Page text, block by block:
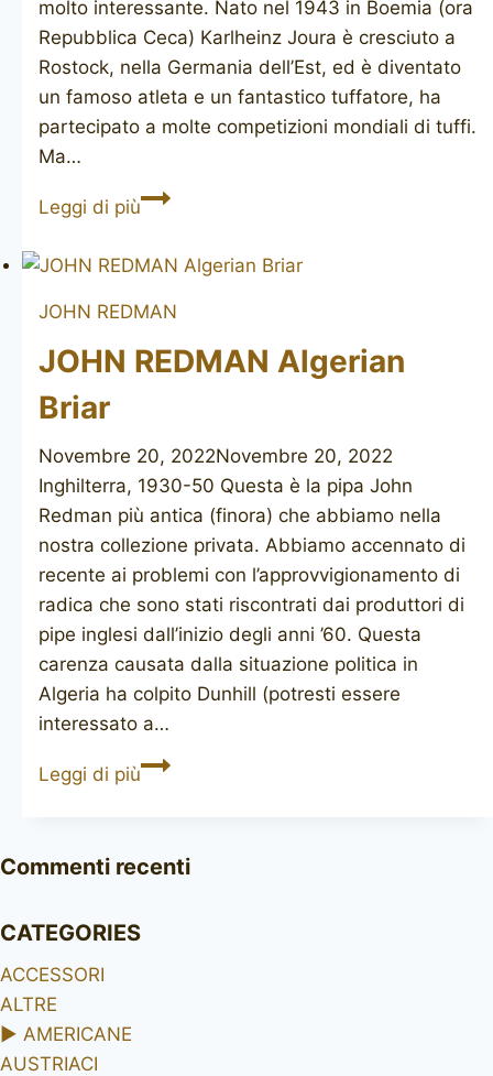
molto interessante. Nato nel 1943 in Boemia (ora
Repubblica Ceca) Karlheinz Joura è cresciuto a
Rostock, nella Germania dell’Est, ed è diventato
un famoso atleta e un fantastico tuffatore, ha
partecipato a molte competizioni mondiali di tuffi.
Ma…
Leggi di piùJOURA
JOHN REDMAN
JOHN REDMAN Algerian
Briar
Novembre 20, 2022Novembre 20, 2022
Inghilterra, 1930-50 Questa è la pipa John
Redman più antica (finora) che abbiamo nella
nostra collezione privata. Abbiamo accennato di
recente ai problemi con l’approvvigionamento di
radica che sono stati riscontrati dai produttori di
pipe inglesi dall’inizio degli anni ’60. Questa
carenza causata dalla situazione politica in
Algeria ha colpito Dunhill (potresti essere
interessato a…
Leggi di piùJOHN
Commenti recenti
CATEGORIES
ACCESSORI
ALTRE
► AMERICANE
AUSTRIACI